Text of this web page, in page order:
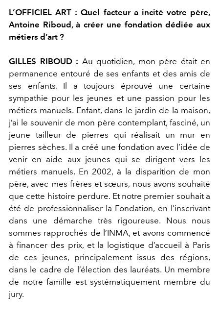
L’OFFICIEL ART : Quel facteur a incité votre père,
Antoine Riboud, à créer une fondation dédiée aux
métiers d’art ?
GILLES RIBOUD : Au quotidien, mon père était en
permanence entouré de ses enfants et des amis de
ses enfants. Il a toujours éprouvé une certaine
sympathie pour les jeunes et une passion pour les
métiers manuels. Enfant, dans le jardin de la maison,
j’ai le souvenir de mon père contemplant, fasciné, un
jeune tailleur de pierres qui réalisait un mur en
pierres sèches. Il a créé une fondation avec l’idée de
venir en aide aux jeunes qui se dirigent vers les
métiers manuels. En 2002, à la disparition de mon
père, avec mes frères et sœurs, nous avons souhaité
que cette histoire perdure. Et notre premier souhait a
été de professionnaliser la Fondation, en l’inscrivant
dans une démarche très rigoureuse. Nous nous
sommes rapprochés de l’INMA, et avons commencé
à financer des prix, et la logistique d’accueil à Paris
de ces jeunes, principalement issus des régions,
dans le cadre de l’élection des lauréats. Un membre
de notre famille est systématiquement membre du
jury.